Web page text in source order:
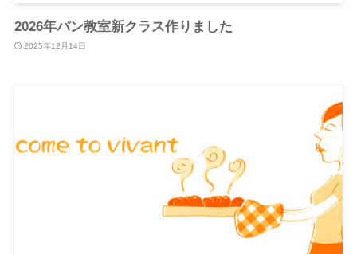
2026年パン教室新クラス作りました
2025年12月14日